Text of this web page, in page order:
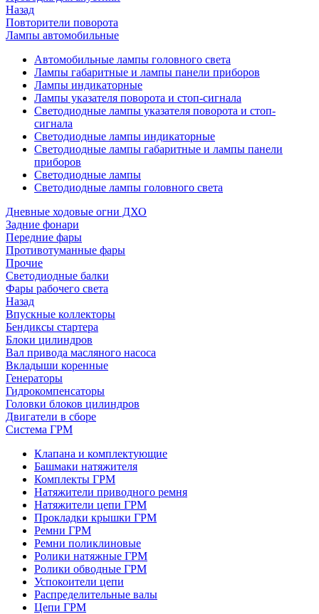
Назад
Повторители поворота
Лампы автомобильные
Автомобильные лампы головного света
Лампы габаритные и лампы панели приборов
Лампы индикаторные
Лампы указателя поворота и стоп-сигнала
Светодиодные лампы указателя поворота и стоп-
сигнала
Светодиодные лампы индикаторные
Светодиодные лампы габаритные и лампы панели
приборов
Светодиодные лампы
Светодиодные лампы головного света
Дневные ходовые огни ДХО
Задние фонари
Передние фары
Противотуманные фары
Прочие
Светодиодные балки
Фары рабочего света
Назад
Впускные коллекторы
Бендиксы стартера
Блоки цилиндров
Вал привода масляного насоса
Вкладыши коренные
Генераторы
Гидрокомпенсаторы
Головки блоков цилиндров
Двигатели в сборе
Система ГРМ
Клапана и комплектующие
Башмаки натяжителя
Комплекты ГРМ
Натяжители приводного ремня
Натяжители цепи ГРМ
Прокладки крышки ГРМ
Ремни ГРМ
Ремни поликлиновые
Ролики натяжные ГРМ
Ролики обводные ГРМ
Успокоители цепи
Распределительные валы
Цепи ГРМ